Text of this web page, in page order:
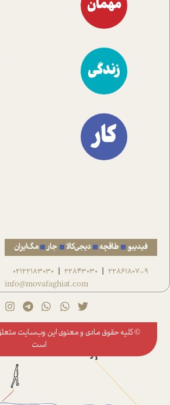
مهمان
زندگی
کار
فیدیبو طاقچه دیجی‌کالا جار مگ‌ایران
22861807-9
|
22843030
|
02122183030
info@movafaghiat.com
© کلیه حقوق مادی و معنوی این وب‌سایت
است